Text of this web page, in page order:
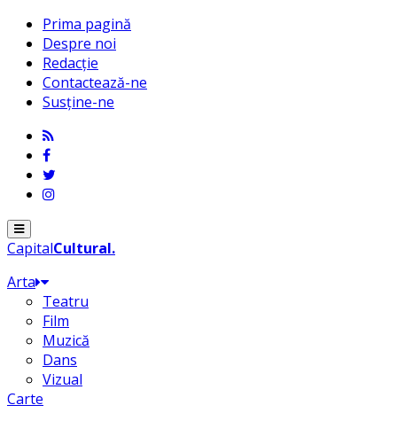
Prima pagină
Despre noi
Redacție
Contactează-ne
Susține-ne
Menu
CapitalCultural.
Arta
Teatru
Film
Muzică
Dans
Vizual
Carte